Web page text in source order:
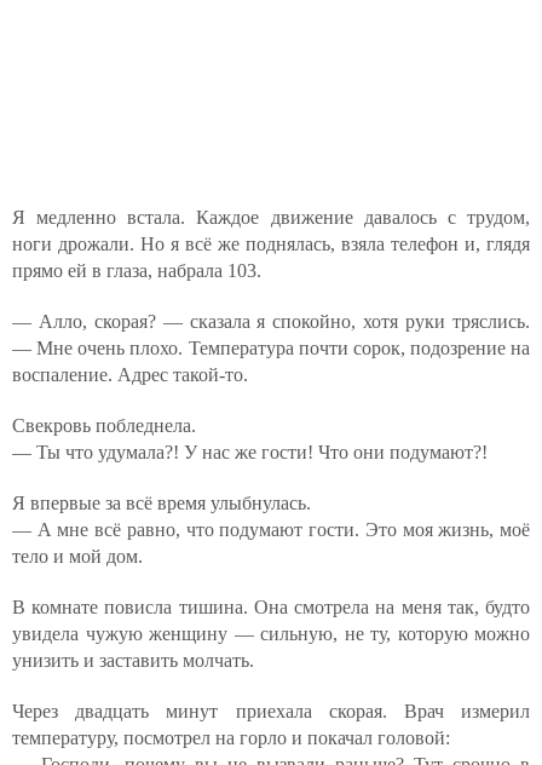
Я медленно встала. Каждое движение давалось с трудом,
ноги дрожали. Но я всё же поднялась, взяла телефон и, глядя
прямо ей в глаза, набрала 103.
— Алло, скорая? — сказала я спокойно, хотя руки тряслись.
— Мне очень плохо. Температура почти сорок, подозрение на
воспаление. Адрес такой-то.
Свекровь побледнела.
— Ты что удумала?! У нас же гости! Что они подумают?!
Я впервые за всё время улыбнулась.
— А мне всё равно, что подумают гости. Это моя жизнь, моё
тело и мой дом.
В комнате повисла тишина. Она смотрела на меня так, будто
увидела чужую женщину — сильную, не ту, которую можно
унизить и заставить молчать.
Через двадцать минут приехала скорая. Врач измерил
температуру, посмотрел на горло и покачал головой: